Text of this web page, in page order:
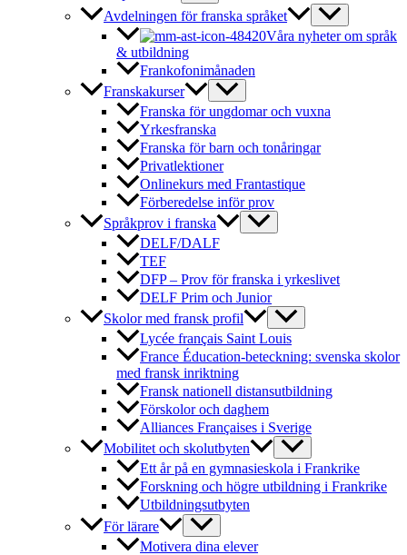
Avdelningen för franska språket
Våra nyheter om språk
& utbildning
Frankofonimånaden
Franskakurser
Franska för ungdomar och vuxna
Yrkesfranska
Franska för barn och tonåringar
Privatlektioner
Onlinekurs med Frantastique
Förberedelse inför prov
Språkprov i franska
DELF/DALF
TEF
DFP – Prov för franska i yrkeslivet
DELF Prim och Junior
Skolor med fransk profil
Lycée français Saint Louis
France Éducation-beteckning: svenska skolor
med fransk inriktning
Fransk nationell distansutbildning
Förskolor och daghem
Alliances Françaises i Sverige
Mobilitet och skolutbyten
Ett år på en gymnasieskola i Frankrike
Forskning och högre utbildning i Frankrike
Utbildningsutbyten
För lärare
Motivera dina elever